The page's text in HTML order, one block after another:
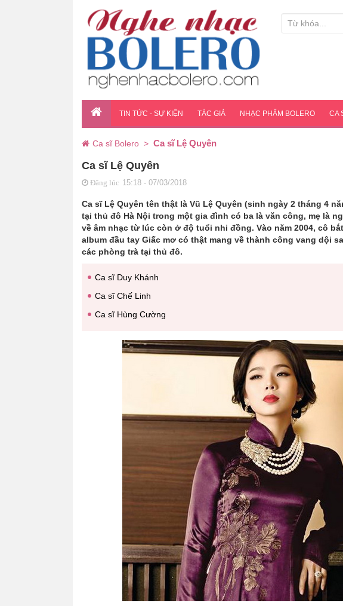
TIN TỨC - SỰ KIỆN TÁC GIẢ NHẠC PHẨM BOLERO CA
Ca sĩ Bolero > Ca sĩ Lệ Quyên
Ca sĩ Lệ Quyên
Đăng lúc 15:18 - 07/03/2018
Ca sĩ Lệ Quyên tên thật là Vũ Lệ Quyên (sinh ngày 2 tháng 4
tại thủ đô Hà Nội trong một gia đình có ba là văn công, mẹ là
về âm nhạc từ lúc còn ở độ tuổi nhi đồng. Vào năm 2004, cô
album đầu tay Giấc mơ có thật mang về thành công vang dội
các phòng trà tại thủ đô.
Ca sĩ Duy Khánh
Ca sĩ Chế Linh
Ca sĩ Hùng Cường